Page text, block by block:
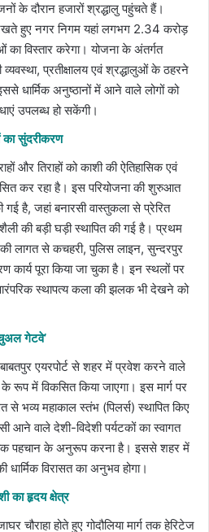
के दौरान हजारों श्रद्धालु पहुंचते हैं।
हुए नगर निगम यहां लगभग 2.34 करोड़
का विस्तार करेगा। योजना के अंतर्गत
प्रतीक्षालय एवं श्रद्धालुओं के ठहरने
धार्मिक अनुष्ठानों में आने वाले लोगों को
उपलब्ध हो सकेंगी।
का सुंदरीकरण
और तिराहों को काशी की ऐतिहासिक एवं
कर रहा है। इस परियोजना की शुरुआत
है, जहां बनारसी वास्तुकला से प्रेरित
की बड़ी घड़ी स्थापित की गई है। प्रथम
लागत से कचहरी, पुलिस लाइन, सुन्दरपुर
कार्य पूरा किया जा चुका है। इन स्थलों पर
स्थापत्य कला की झलक भी देखने को
गेटवे’
एयरपोर्ट से शहर में प्रवेश करने वाले
के रूप में विकसित किया जाएगा। इस मार्ग पर
भव्य महाकाल स्तंभ (पिलर्स) स्थापित किए
आने वाले देशी-विदेशी पर्यटकों का स्वागत
पहचान के अनुरूप करना है। इससे शहर में
धार्मिक विरासत का अनुभव होगा।
का हृदय क्षेत्र
चौराहा होते हुए गोदौलिया मार्ग तक हेरिटेज